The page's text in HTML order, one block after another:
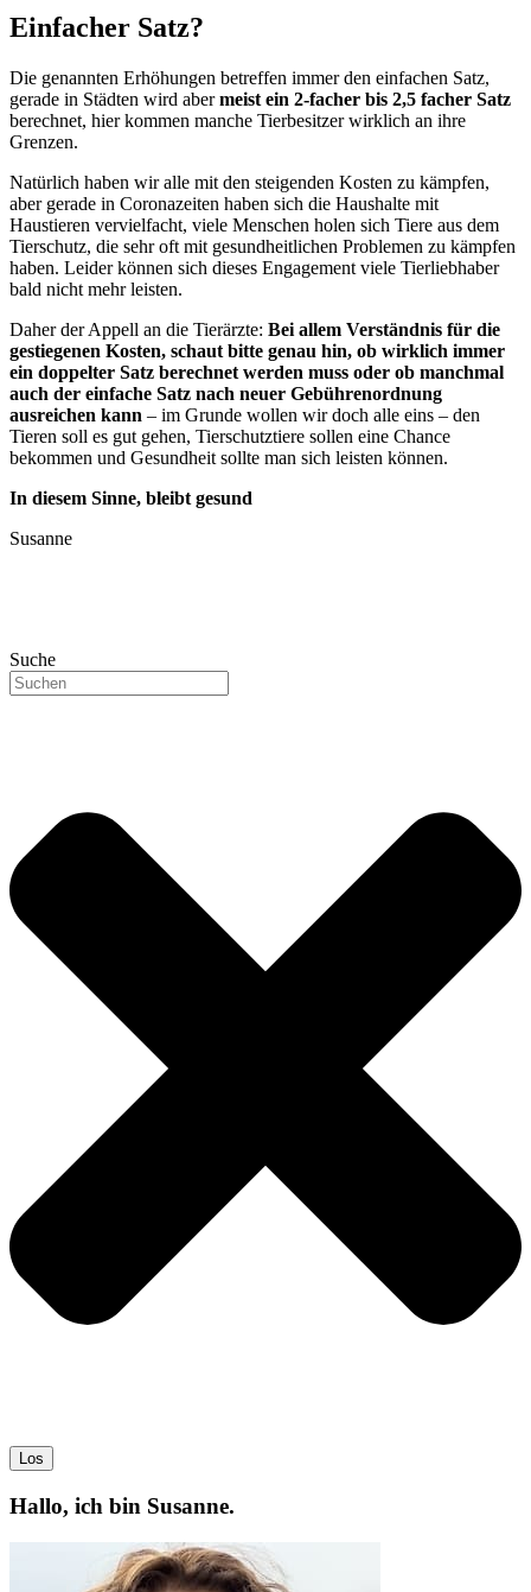
Einfacher Satz?
Die genannten Erhöhungen betreffen immer den einfachen Satz,
gerade in Städten wird abermeist ein 2-facher bis 2,5 facher Satz
berechnet, hier kommen manche Tierbesitzer wirklich an ihre
Grenzen.
Natürlich haben wir alle mit den steigenden Kosten zu kämpfen,
aber gerade in Coronazeiten haben sich die Haushalte mit
Haustieren vervielfacht, viele Menschen holen sich Tiere aus dem
Tierschutz, die sehr oft mit gesundheitlichen Problemen zu kämpfen
haben. Leider können sich dieses Engagement viele Tierliebhaber
bald nicht mehr leisten.
Daher der Appell an die Tierärzte: Bei allem Verständnis für die
gestiegenen Kosten, schaut bitte genau hin, ob wirklich immer
ein doppelter Satz berechnet werden muss oder ob manchmal
auch der einfache Satz nach neuer Gebührenordnung
ausreichen kann – im Grunde wollen wir doch alle eins – den
Tieren soll es gut gehen, Tierschutztiere sollen eine Chance
bekommen und Gesundheit sollte man sich leisten können.
In diesem Sinne, bleibt gesund
Susanne
Suche
Los
Hallo, ich bin Susanne.